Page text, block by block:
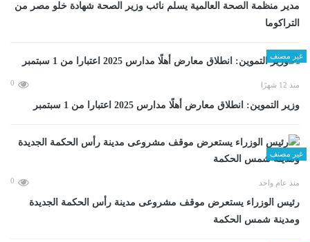
مدير منظمة الصحة العالمية يسلم نائب وزير الصحة شهادة خلو مصر من
التراكوما
غير مصنف
منذ 12 شهرًا 0
وزير التموين: انطلاق معارض أهلًا مدارس 2025 اعتبارا من 1 سبتمبر
غير مصنف
منذ عام واحد 0
رئيس الوزراء يستعرض موقف مشروعى مدينة رأس الحكمة الجديدة
ومدينة شمس الحكمة